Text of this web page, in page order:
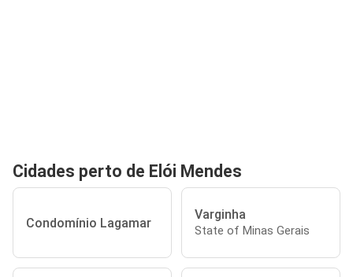
Cidades perto de Elói Mendes
Condomínio Lagamar
Varginha
State of Minas Gerais